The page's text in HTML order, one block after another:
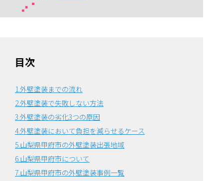
目次
1.外壁塗装までの流れ
2.外壁塗装で失敗しない方法
3.外壁塗装の劣化3つの原因
4.外壁塗装において負担を減らせるケース
5.山梨県甲府市の外壁塗装出張地域
6.山梨県甲府市について
7.山梨県甲府市の外壁塗装事例一覧